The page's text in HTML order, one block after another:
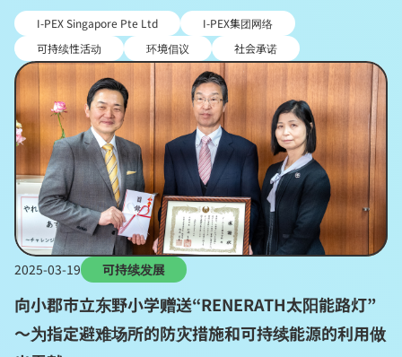
I-PEX Singapore Pte Ltd
I-PEX集团网络
可持续性活动
环境倡议 社会承诺
2025-03-19 可持续发展
向小郡市立东野小学赠送“RENERATH太阳能路灯”
～为指定避难场所的防灾措施和可持续能源的利用做